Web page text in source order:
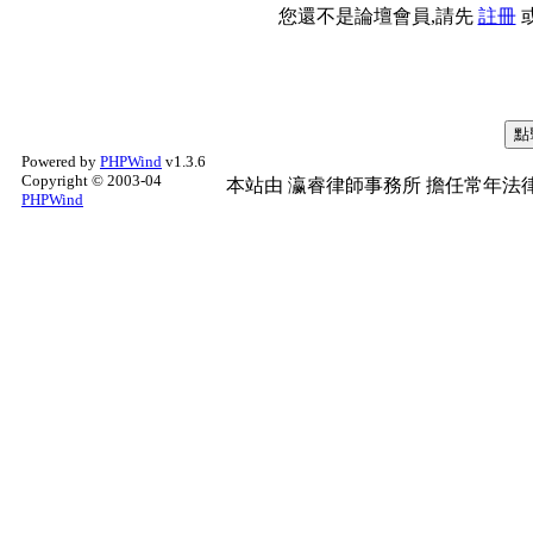
您還不是論壇會員,請先 註冊
Powered by PHPWind v1.3.6
Copyright © 2003-04
PHPWind
本站由 瀛睿律師事務所 擔任常年法